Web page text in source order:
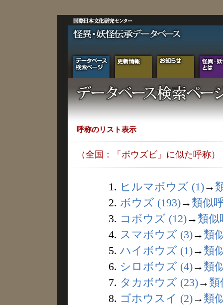
呼称のリスト表示
（全国：「ボウズビ」に似た呼称）
1. ヒルマボウズ (1)→
2. ボウズ (193)→ 類似
3. コボウズ (12)→ 類似
4. スマボウズ (3)→ 類
5. ハイボウズ (1)→ 類
6. シロボウズ (4)→ 類
7. タカボウズ (23)→ 類
8. ゴホウスイ (2)→ 類